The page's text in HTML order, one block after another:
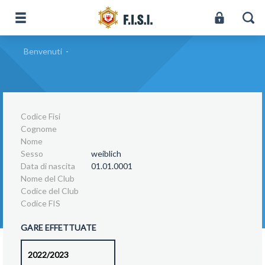
Benvenuti -
Codice Fisi
Cognome
Nome
Sesso
weiblich
Data di nascita
01.01.0001
Nome del Club
Codice del Club
Codice FIS
GARE EFFETTUATE